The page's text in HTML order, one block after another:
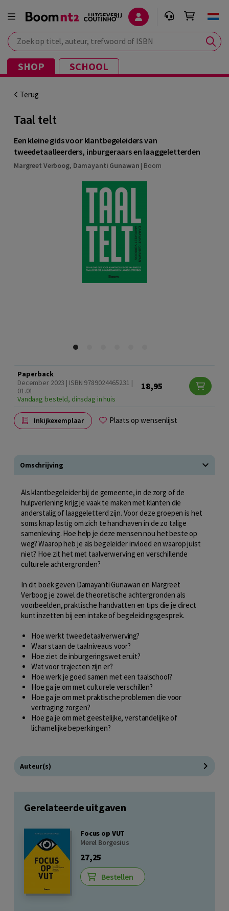
Zoek op titel, auteur, trefwoord of ISBN
SHOP SCHOOL
Terug
Taal telt
Een kleine gids voor klantbegeleiders van
tweedetaalleerders, inburgeraars en laaggeletterden
Margreet Verboog, Damayanti Gunawan | Boom
Paperback
December 2023 | ISBN 9789024465231 |
01.01
Vandaag besteld, dinsdag in huis
18,95
Inkijkexemplaar Plaats op wensenlijst
Omschrijving
Als klantbegeleider bij de gemeente, in de zorg of de
hulpverlening krijg je vaak te maken met klanten die
anderstalig of laaggeletterd zijn. Voor deze groepen is het
soms knap lastig om zich te handhaven in de zo talige
samenleving. Hoe help je deze mensen nou het beste op
weg? Waarop heb je als begeleider invloed en waarop juist
niet? Hoe zit het met taalverwerving en verschillende
culturele achtergronden?
In dit boek geven Damayanti Gunawan en Margreet
Verboog je zowel de theoretische achtergronden als
voorbeelden, praktische handvatten en tips die je direct
kunt inzetten bij een intake of begeleidingsgesprek.
Hoe werkt tweedetaalverwerving?
Waar staan de taalniveaus voor?
Hoe ziet de inburgeringswet eruit?
Wat voor trajecten zijn er?
Hoe werk je goed samen met een taalschool?
Hoe ga je om met culturele verschillen?
Hoe ga je om met praktische problemen die voor
vertraging zorgen?
Hoe ga je om met geestelijke, verstandelijke of
lichamelijke beperkingen?
Auteur(s)
Gerelateerde uitgaven
Focus op VUT
Merel Borgesius
27,25
Bestellen